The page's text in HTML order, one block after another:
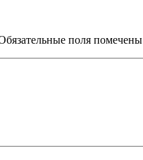
поля помечены